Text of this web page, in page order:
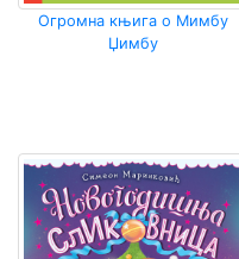
Огромна књига о Мимбу
Џимбу